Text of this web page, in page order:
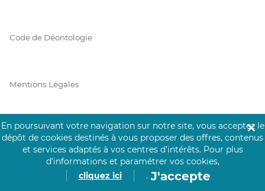
Code de Déontologie
Mentions Légales
Prérequis Click&Care
Protection des Données
En poursuivant votre navigation sur notre site, vous acceptez le
dépôt de cookies destinés à vous proposer des offres, contenus
et services adaptés à vos centres d’intérêts. Pour plus
d’informations et paramétrer vos cookies,
cliquez ici
. J'accepte
✕